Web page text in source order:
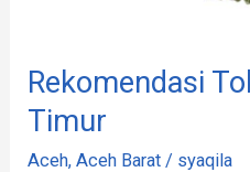
Rekomendasi
Timur
Aceh,Aceh Barat / syaqila